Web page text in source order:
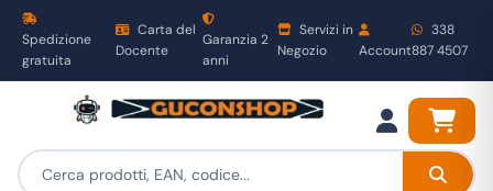
Spedizione
gratuita
Carta del
Docente
Garanzia 2
anni
Servizi in
Negozio
Account
338
887 4507